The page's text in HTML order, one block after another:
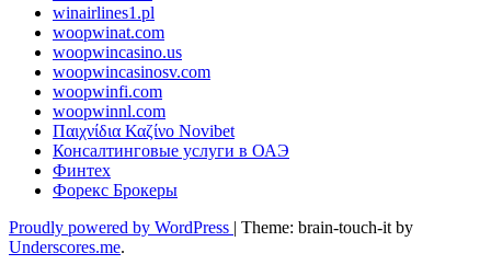
winairlines1.pl
woopwinat.com
woopwincasino.us
woopwincasinosv.com
woopwinfi.com
woopwinnl.com
Παιχνίδια Καζίνο Novibet
Консалтинговые услуги в ОАЭ
Финтех
Форекс Брокеры
Proudly powered by WordPress | Theme: brain-touch-it by
Underscores.me.